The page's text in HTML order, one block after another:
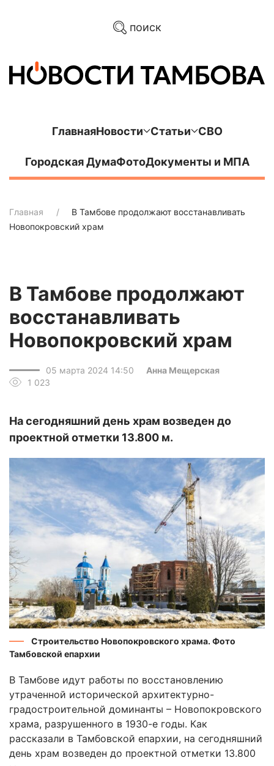
поиск
ГлавнаяНовости Статьи СВО
Городская ДумаФотоДокументы и МПА
Главная
В Тамбове продолжают восстанавливать
Новопокровский храм
В Тамбове продолжают
восстанавливать
Новопокровский храм
05 марта 2024 14:50
Анна Мещерская
1 023
На сегодняшний день храм возведен до
проектной отметки 13.800 м.
Строительство Новопокровского храма. Фото
Тамбовской епархии
В Тамбове идут работы по восстановлению
утраченной исторической архитектурно-
градостроительной доминанты – Новопокровского
храма, разрушенного в 1930-е годы. Как
рассказали в Тамбовской епархии, на сегодняшний
день храм возведен до проектной отметки 13.800